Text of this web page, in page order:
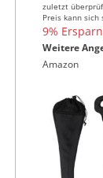
zuletzt
Preis kann
9%
Weitere
Amazon